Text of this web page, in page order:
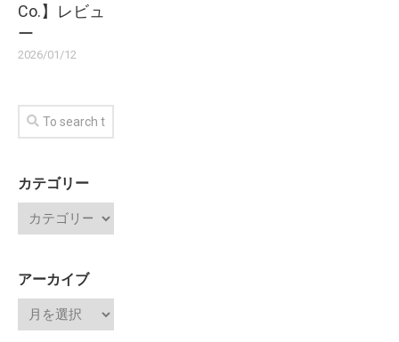
Co.】レビュ
ー
2026/01/12
カテゴリー
アーカイブ